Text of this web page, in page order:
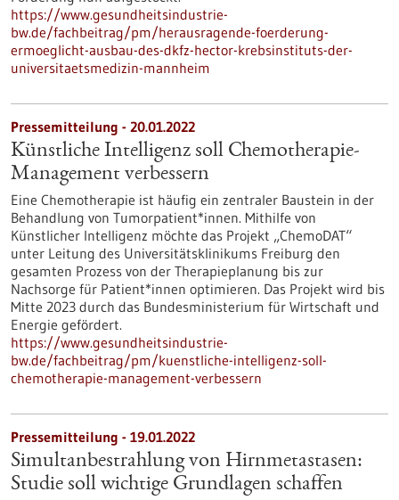
https://www.gesundheitsindustrie-
bw.de/fachbeitrag/pm/herausragende-foerderung-
ermoeglicht-ausbau-des-dkfz-hector-krebsinstituts-der-
universitaetsmedizin-mannheim
Pressemitteilung - 20.01.2022
Künstliche Intelligenz soll Chemotherapie-
Management verbessern
Eine Chemotherapie ist häufig ein zentraler Baustein in der
Behandlung von Tumorpatient*innen. Mithilfe von
Künstlicher Intelligenz möchte das Projekt „ChemoDAT“
unter Leitung des Universitätsklinikums Freiburg den
gesamten Prozess von der Therapieplanung bis zur
Nachsorge für Patient*innen optimieren. Das Projekt wird bis
Mitte 2023 durch das Bundesministerium für Wirtschaft und
Energie gefördert.
https://www.gesundheitsindustrie-
bw.de/fachbeitrag/pm/kuenstliche-intelligenz-soll-
chemotherapie-management-verbessern
Pressemitteilung - 19.01.2022
Simultanbestrahlung von Hirnmetastasen:
Studie soll wichtige Grundlagen schaffen